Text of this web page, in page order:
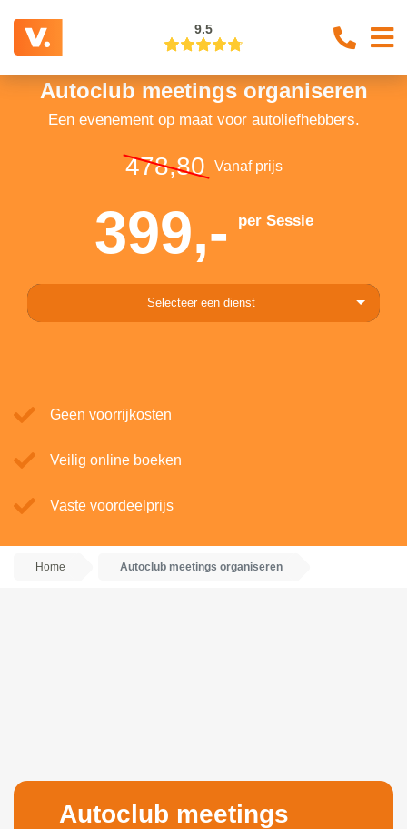
9.5
Autoclub meetings organiseren
Een evenement op maat voor autoliefhebbers.
478,80 Vanaf prijs
399,- per Sessie
Selecteer een dienst
Geen voorrijkosten
Veilig online boeken
Vaste voordeelprijs
Home Autoclub meetings organiseren
Autoclub meetings